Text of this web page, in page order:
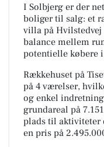
I Solbjerg er der
boliger til salg: et
villa på Hvilstedvej
balance mellem
potentielle købere
Rækkehuset på
på 4 værelser,
og enkel
grundareal på
plads til aktiviteter
en pris på